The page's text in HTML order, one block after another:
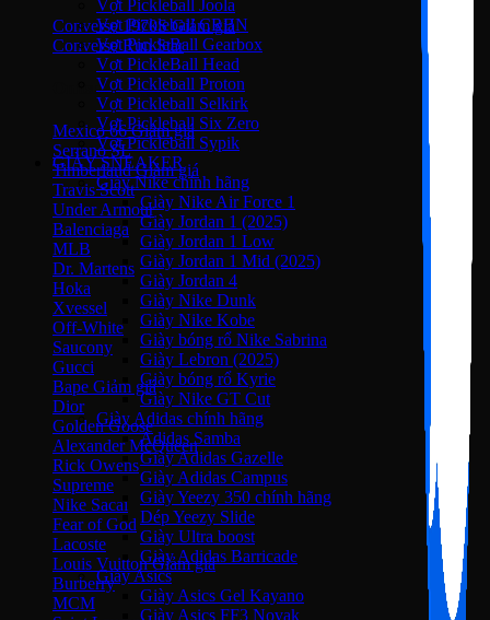
Converse 1970S
Converse Run Star
Onitsuka Tiger
Mexico 66
Serrano SL
Timberland
Travis Scott
Under Armour
Balenciaga
MLB
Dr. Martens
Hoka
Xvessel
Off-White
Saucony
Gucci
Bape
Dior
Golden Goose
Alexander McQueen
Rick Owens
Supreme
Nike Sacai
Fear of God
Lacoste
Louis Vuitton
Burberry
MCM
Vợt Pickleball Joola
Vợt Pickleball CRBN
Vợt PickleBall Gearbox
Vợt PickleBall Head
Vợt Pickleball Proton
Vợt Pickleball Selkirk
Vợt Pickleball Six Zero
Vợt Pickleball Sypik
GIÀY SNEAKER
Giày Nike chính hãng
Giày Nike Air Force 1
Giày Jordan 1 (2025)
Giày Jordan 1 Low
Giày Jordan 1 Mid (2025)
Giày Jordan 4
Giày Nike Dunk
Giày Nike Kobe
Giày bóng rổ Nike Sabrina
Giày Lebron (2025)
Giày bóng rổ Kyrie
Giày Nike GT Cut
Giày Adidas chính hãng
Adidas Samba
Giày Adidas Gazelle
Giày Adidas Campus
Giày Yeezy 350 chính hãng
Dép Yeezy Slide
Giày Ultra boost
Giày Adidas Barricade
Giày Asics
Giày Asics Gel Kayano
Giày Asics FF3 Novak